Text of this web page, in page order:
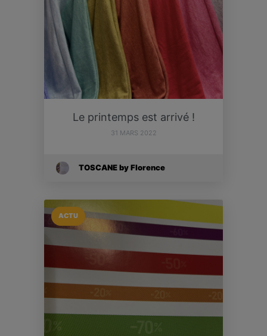
Le printemps est arrivé !
31 MARS 2022
TOSCANE by Florence
ACTU